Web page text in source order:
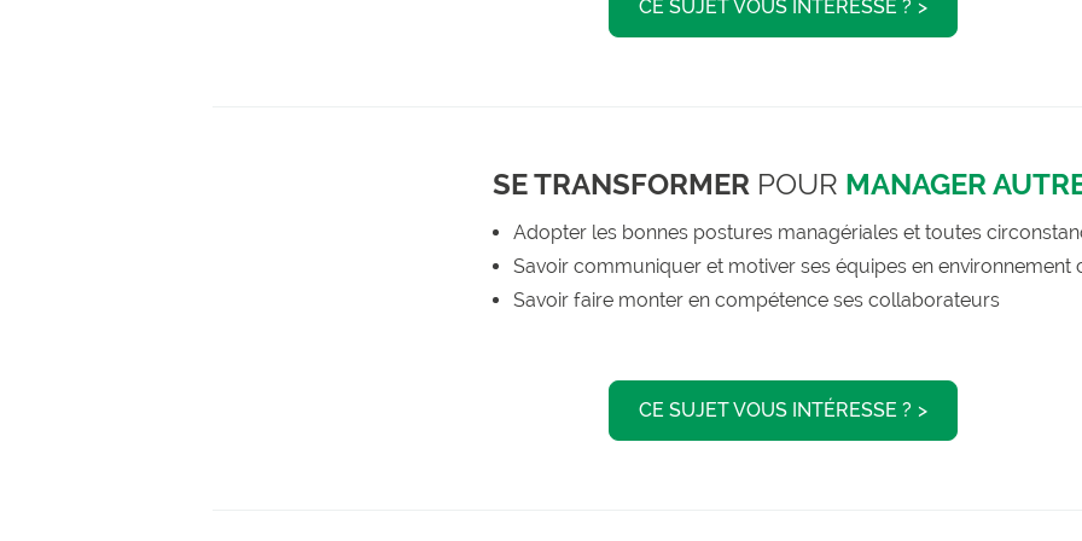
CE SUJET VOUS INTÉRESSE ?
SE TRANSFORMER POUR MANAGER
Adopter les bonnes postures managériales et toutes
Savoir communiquer et motiver ses équipes en environnement
Savoir faire monter en compétence ses collaborateurs
CE SUJET VOUS INTÉRESSE ?